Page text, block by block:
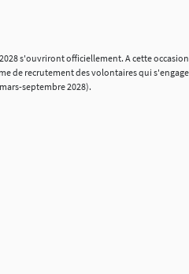
s'ouvriront officiellement. A cette
de recrutement des volontaires qui
septembre 2028).